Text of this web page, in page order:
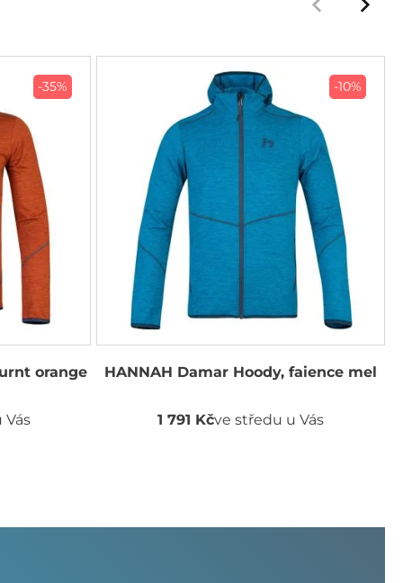
-35%
orange
Vás
-10%
HANNAH Damar Hoody, faience mel
1 791 Kčve středu u Vás